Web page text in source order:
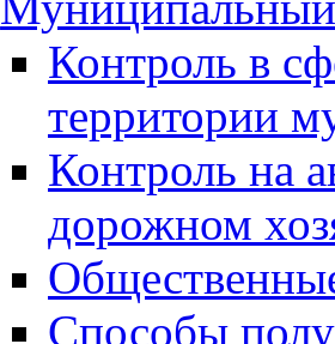
Контроль в
территории
Контроль на
дорожном
Способы